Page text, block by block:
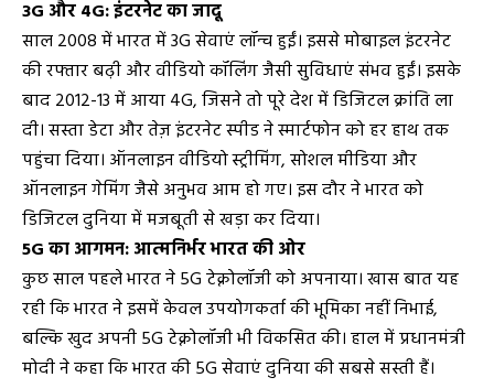
3G और 4G: इंटरनेट का जादू
साल 2008 में भारत में 3G सेवाएं लॉन्च हुईं। इससे मोबाइल इंटरनेट
की रफ्तार बढ़ी और वीडियो कॉलिंग जैसी सुविधाएं संभव हुईं। इसके
बाद 2012-13 में आया 4G, जिसने तो पूरे देश में डिजिटल क्रांति ला
दी। सस्ता डेटा और तेज़ इंटरनेट स्पीड ने स्मार्टफोन को हर हाथ तक
पहुंचा दिया। ऑनलाइन वीडियो स्ट्रीमिंग, सोशल मीडिया और
ऑनलाइन गेमिंग जैसे अनुभव आम हो गए। इस दौर ने भारत को
डिजिटल दुनिया में मजबूती से खड़ा कर दिया।
5G का आगमन: आत्मनिर्भर भारत की ओर
कुछ साल पहले भारत ने 5G टेक्नोलॉजी को अपनाया। खास बात यह
रही कि भारत ने इसमें केवल उपयोगकर्ता की भूमिका नहीं निभाई,
बल्कि खुद अपनी 5G टेक्नोलॉजी भी विकसित की। हाल में प्रधानमंत्री
मोदी ने कहा कि भारत की 5G सेवाएं दुनिया की सबसे सस्ती हैं।